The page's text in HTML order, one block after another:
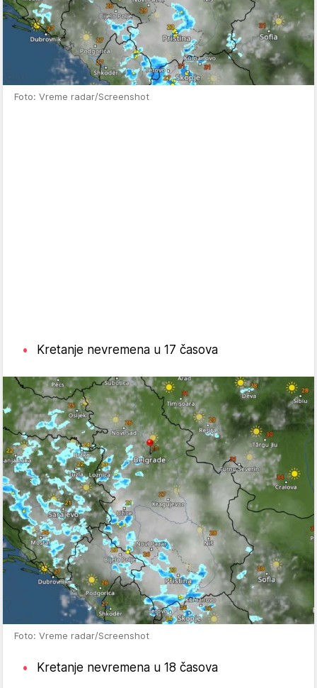
Foto: Vreme radar/Screenshot
Kretanje nevremena u 17 časova
Foto: Vreme radar/Screenshot
Kretanje nevremena u 18 časova